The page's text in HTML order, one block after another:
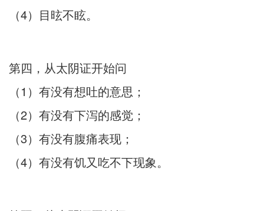
（4）目昡不眩。
第四，从太阴证开始问
（1）有没有想吐的意思；
（2）有没有下泻的感觉；
（3）有没有腹痛表现；
（4）有没有饥又吃不下现象。